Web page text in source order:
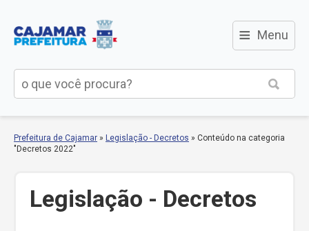
≡ Menu
Prefeitura de Cajamar » Legislação - Decretos » Conteúdo na categoria
"Decretos 2022"
Legislação - Decretos